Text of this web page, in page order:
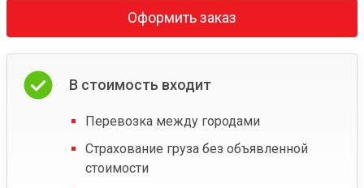
Оформить заказ
В стоимость входит
Перевозка между городами
Страхование груза без объявленной
стоимости